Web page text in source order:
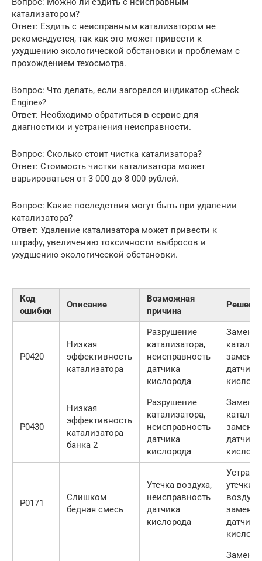
катализатором?
Ответ: Ездить с неисправным катализатором не
рекомендуется, так как это может привести к
ухудшению экологической обстановки и проблемам с
прохождением техосмотра.
Вопрос: Что делать, если загорелся индикатор «Check
Engine»?
Ответ: Необходимо обратиться в сервис для
диагностики и устранения неисправности.
Вопрос: Сколько стоит чистка катализатора?
Ответ: Стоимость чистки катализатора может
варьироваться от 3 000 до 8 000 рублей.
Вопрос: Какие последствия могут быть при удалении
катализатора?
Ответ: Удаление катализатора может привести к
штрафу, увеличению токсичности выбросов и
ухудшению экологической обстановки.
Код
ошибки
Описание
Возможная
причина
P0420
Низкая
эффективность
катализатора
Разрушение
катализатора,
неисправность
датчика
кислорода
Замена
замена
датчика
P0430
Низкая
эффективность
катализатора
банка 2
Разрушение
катализатора,
неисправность
датчика
кислорода
Замена
замена
датчика
P0171
Слишком
бедная смесь
Утечка воздуха,
неисправность
датчика
кислорода
утечки
воздуха,
замена
датчика
Замена